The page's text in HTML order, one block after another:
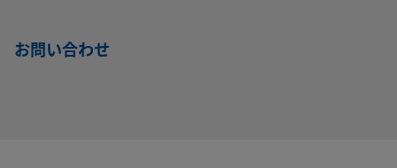
お問い合わせ